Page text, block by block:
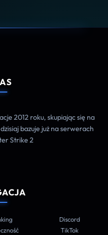
2012 roku, skupiając się na
bazuje już na serwerach
Strike 2
Discord
TikTok